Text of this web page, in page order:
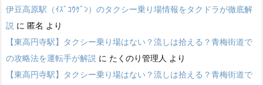
伊豆高原駅（ｲｽﾞｺｳｹﾞﾝ）のタクシー乗り場情報をタクドラが徹底解
説 に 匿名 より
【東高円寺駅】タクシー乗り場はない？流しは拾える？青梅街道で
の攻略法を運転手が解説 に たくのり管理人 より
【東高円寺駅】タクシー乗り場はない？流しは拾える？青梅街道で